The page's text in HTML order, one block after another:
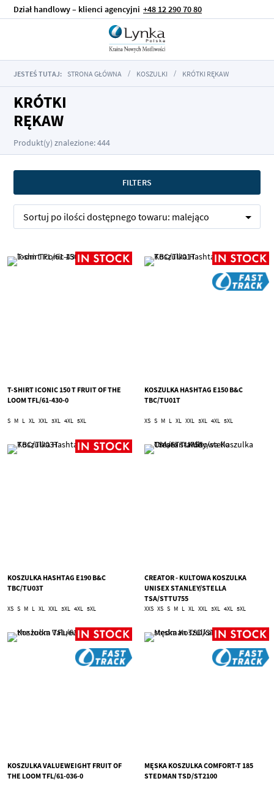
Dział handlowy – klienci agencyjni +48 12 290 70 80
JESTEŚ TUTAJ: STRONA GŁÓWNA KOSZULKI KRÓTKI RĘKAW
KRÓTKI
RĘKAW
Produkt(y) znalezione: 444
FILTERS
Sortuj po ilości dostępnego towaru: malejąco
T-SHIRT ICONIC 150 T FRUIT OF THE
LOOM TFL/61-430-0
S M L XL XXL 3XL 4XL 5XL
KOSZULKA HASHTAG E150 B&C
TBC/TU01T
XS S M L XL XXL 3XL 4XL 5XL
KOSZULKA HASHTAG E190 B&C
TBC/TU03T
XS S M L XL XXL 3XL 4XL 5XL
CREATOR - KULTOWA KOSZULKA
UNISEX STANLEY/STELLA
TSA/STTU755
XXS XS S M L XL XXL 3XL 4XL 5XL
KOSZULKA VALUEWEIGHT FRUIT OF
THE LOOM TFL/61-036-0
MĘSKA KOSZULKA COMFORT-T 185
STEDMAN TSD/ST2100